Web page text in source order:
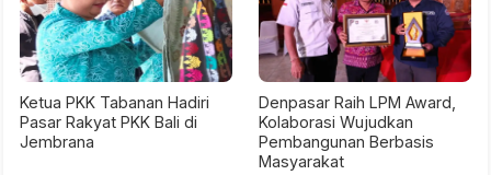
Ketua PKK Tabanan Hadiri
Pasar Rakyat PKK Bali di
Jembrana
Denpasar Raih LPM Award,
Kolaborasi Wujudkan
Pembangunan Berbasis
Masyarakat